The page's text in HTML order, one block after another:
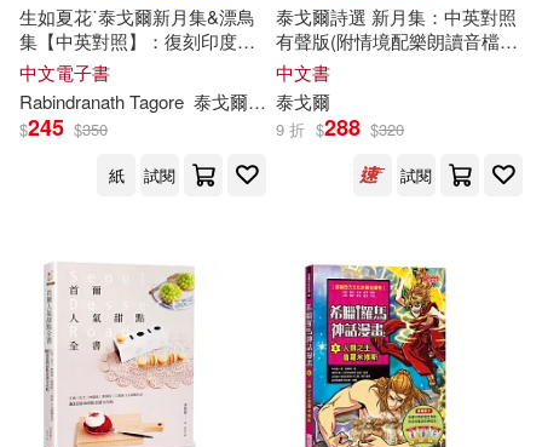
生如夏花˙泰戈爾新月集&漂鳥
集【中英對照】：復刻印度名
家彩色插畫|譯者導讀泰戈爾生
平與作品 (電子書)
中文電子書
Rabindranath Tagore 泰戈爾 鄭振鐸
$245 $350
紙
試閱
泰戈爾詩選 新月集：中英對照
有聲版(附情境配樂朗讀音檔
QR Code&紀念藏書票)(二版)
中文書
泰戈爾
9 折 $288 $320
試閱